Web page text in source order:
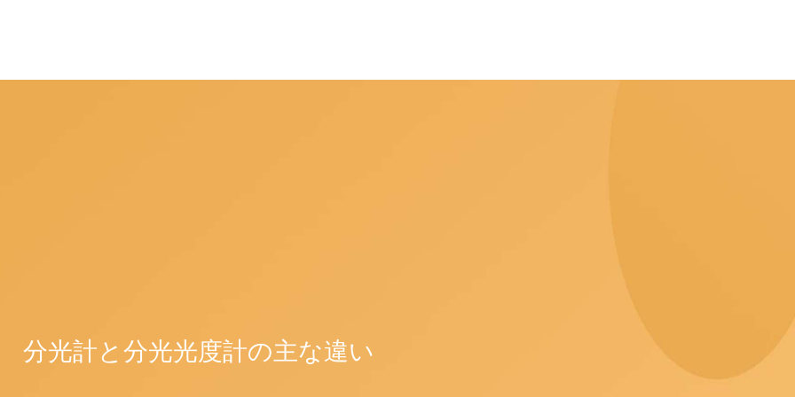
分光計と分光光度計の主な違い